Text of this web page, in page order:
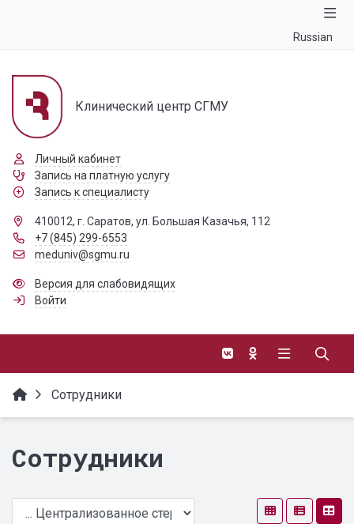
Russian
Клинический центр СГМУ
Личный кабинет
Запись на платную услугу
Запись к специалисту
410012, г. Саратов, ул. Большая Казачья, 112
+7 (845) 299-6553
meduniv@sgmu.ru
Версия для слабовидящих
Войти
Сотрудники
Сотрудники